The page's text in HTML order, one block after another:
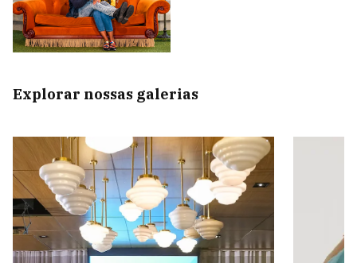
Explorar nossas galerias